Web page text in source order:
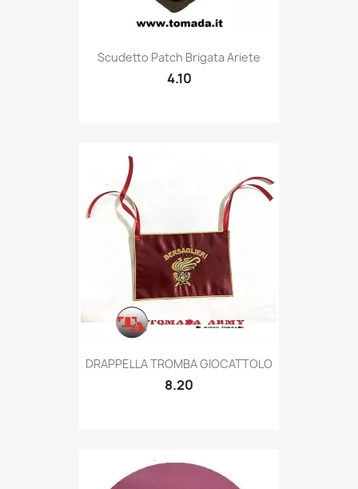
Quick view
Scudetto Patch Brigata Ariete
4.10
Quick view
DRAPPELLA TROMBA GIOCATTOLO
8.20